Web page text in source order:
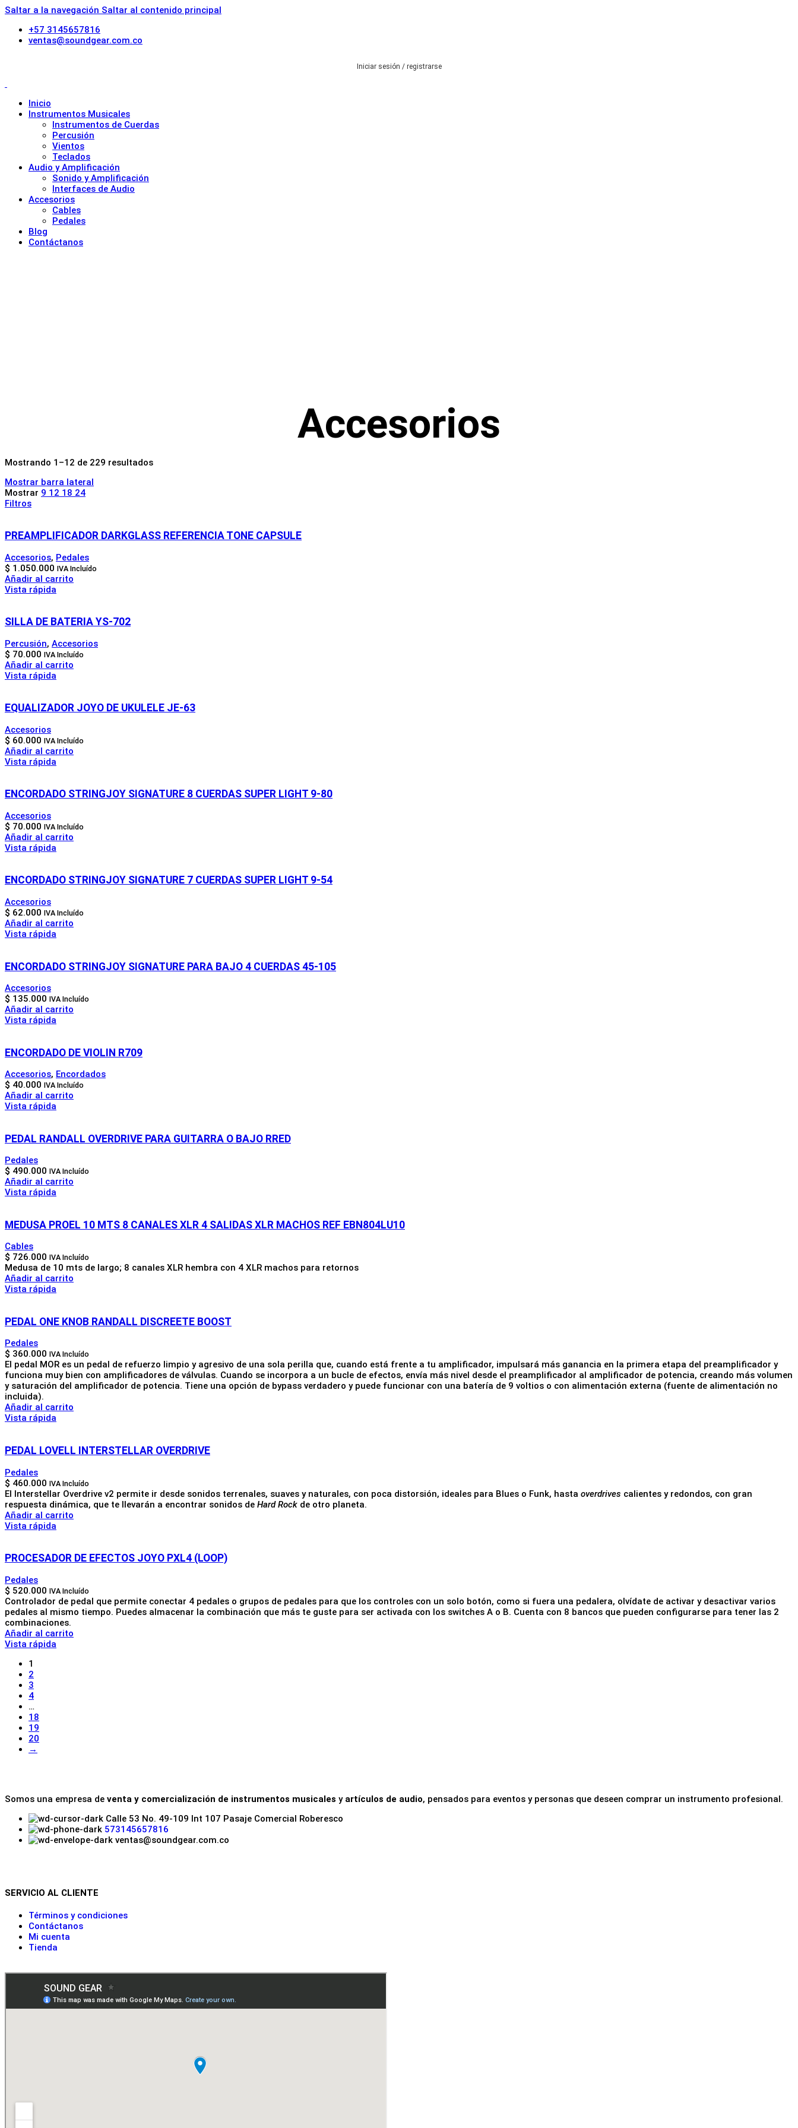
Saltar a la navegación Saltar al contenido principal
+57 3145657816
ventas@soundgear.com.co
Iniciar sesión / registrarse
Inicio
Instrumentos Musicales
Instrumentos de Cuerdas
Percusión
Vientos
Teclados
Audio y Amplificación
Sonido y Amplificación
Interfaces de Audio
Accesorios
Cables
Pedales
Blog
Contáctanos
Accesorios
Mostrando 1–12 de 229 resultados
Mostrar barra lateral
Mostrar 9 12 18 24
Filtros
PREAMPLIFICADOR DARKGLASS REFERENCIA TONE CAPSULE
Accesorios, Pedales
$ 1.050.000 IVA Incluído
Añadir al carrito
Vista rápida
SILLA DE BATERIA YS-702
Percusión, Accesorios
$ 70.000 IVA Incluído
Añadir al carrito
Vista rápida
EQUALIZADOR JOYO DE UKULELE JE-63
Accesorios
$ 60.000 IVA Incluído
Añadir al carrito
Vista rápida
ENCORDADO STRINGJOY SIGNATURE 8 CUERDAS SUPER LIGHT 9-80
Accesorios
$ 70.000 IVA Incluído
Añadir al carrito
Vista rápida
ENCORDADO STRINGJOY SIGNATURE 7 CUERDAS SUPER LIGHT 9-54
Accesorios
$ 62.000 IVA Incluído
Añadir al carrito
Vista rápida
ENCORDADO STRINGJOY SIGNATURE PARA BAJO 4 CUERDAS 45-105
Accesorios
$ 135.000 IVA Incluído
Añadir al carrito
Vista rápida
ENCORDADO DE VIOLIN R709
Accesorios, Encordados
$ 40.000 IVA Incluído
Añadir al carrito
Vista rápida
PEDAL RANDALL OVERDRIVE PARA GUITARRA O BAJO RRED
Pedales
$ 490.000 IVA Incluído
Añadir al carrito
Vista rápida
MEDUSA PROEL 10 MTS 8 CANALES XLR 4 SALIDAS XLR MACHOS REF EBN804LU10
Cables
$ 726.000 IVA Incluído
Medusa de 10 mts de largo; 8 canales XLR hembra con 4 XLR machos para retornos
Añadir al carrito
Vista rápida
PEDAL ONE KNOB RANDALL DISCREETE BOOST
Pedales
$ 360.000 IVA Incluído
El pedal MOR es un pedal de refuerzo limpio y agresivo de una sola perilla que, cuando está frente a tu amplificador, impulsará más ganancia en la primera etapa del preamplificador y
funciona muy bien con amplificadores de válvulas. Cuando se incorpora a un bucle de efectos, envía más nivel desde el preamplificador al amplificador de potencia, creando más volumen
y saturación del amplificador de potencia. Tiene una opción de bypass verdadero y puede funcionar con una batería de 9 voltios o con alimentación externa (fuente de alimentación no
incluida).
Añadir al carrito
Vista rápida
PEDAL LOVELL INTERSTELLAR OVERDRIVE
Pedales
$ 460.000 IVA Incluído
El Interstellar Overdrive v2 permite ir desde sonidos terrenales, suaves y naturales, con poca distorsión, ideales para Blues o Funk, hasta overdrives calientes y redondos, con gran
respuesta dinámica, que te llevarán a encontrar sonidos de Hard Rock de otro planeta.
Añadir al carrito
Vista rápida
PROCESADOR DE EFECTOS JOYO PXL4 (LOOP)
Pedales
$ 520.000 IVA Incluído
Controlador de pedal que permite conectar 4 pedales o grupos de pedales para que los controles con un solo botón, como si fuera una pedalera, olvídate de activar y desactivar varios
pedales al mismo tiempo. Puedes almacenar la combinación que más te guste para ser activada con los switches A o B. Cuenta con 8 bancos que pueden configurarse para tener las 2
combinaciones.
Añadir al carrito
Vista rápida
1
2
3
4
…
18
19
20
→
Somos una empresa de venta y comercialización de instrumentos musicales yartículos de audio, pensados para eventos y personas que deseen comprar un instrumento profesional.
Calle 53 No. 49-109 Int 107 Pasaje Comercial Roberesco
573145657816
ventas@soundgear.com.co
SERVICIO AL CLIENTE
Términos y condiciones
Contáctanos
Mi cuenta
Tienda